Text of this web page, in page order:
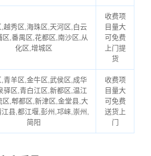
越秀区,海珠区,天河区,白云
区,番禺区,花都区,南沙区,从
化区,增城区
收费项
目量大
可免费
上门提
货
青羊区,金牛区,武侯区,成华
驿区,青白江区,新都区,温江
区,郫都区,新津区,金堂县,大
江县,都江堰,彭州,邛崃,崇州,
简阳
收费项
目量大
可免费
送货上
门